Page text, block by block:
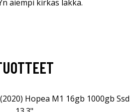
aiempi kirkas lakka.